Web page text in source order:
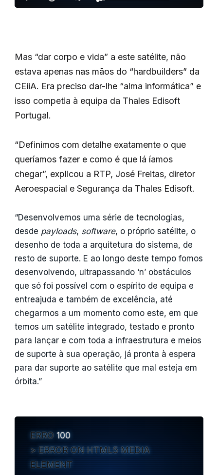
Mas “dar corpo e vida” a este satélite, não
estava apenas nas mãos do “hardbuilders” da
CEiiA. Era preciso dar-lhe “alma informática” e
isso competia à equipa da Thales Edisoft
Portugal.
“Definimos com detalhe exatamente o que
queríamos fazer e como é que lá íamos
chegar”, explicou a RTP, José Freitas, diretor
Aeroespacial e Segurança da Thales Edisoft.
“Desenvolvemos uma série de tecnologias,
desde payloads, software, o próprio satélite, o
desenho de toda a arquitetura do sistema, de
resto de suporte. E ao longo deste tempo fomos
desenvolvendo, ultrapassando ‘n’ obstáculos
que só foi possível com o espírito de equipa e
entreajuda e também de excelência, até
chegarmos a um momento como este, em que
temos um satélite integrado, testado e pronto
para lançar e com toda a infraestrutura e meios
de suporte à sua operação, já pronta à espera
para dar suporte ao satélite que mal esteja em
órbita.”
ERRO 100
ERROR ON HTML5 MEDIA
ELEMENT